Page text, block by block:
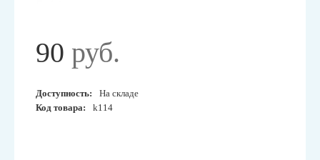
90 руб.
Доступность:
На складе
Код товара:
k114